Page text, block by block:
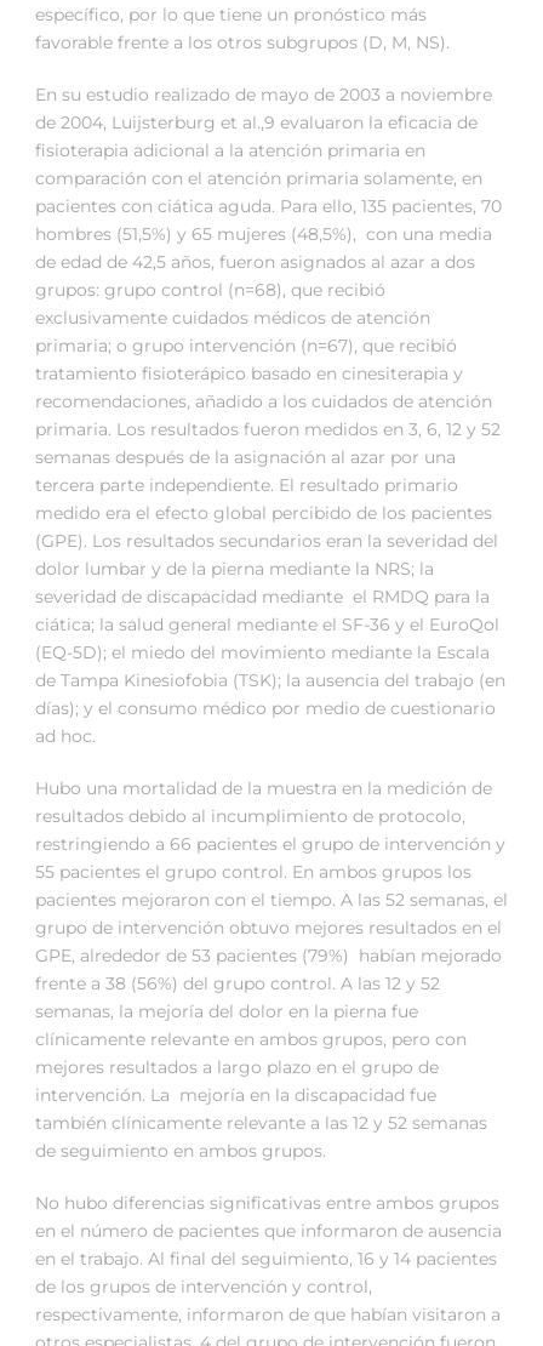
específico, por lo que tiene un pronóstico más
favorable frente a los otros subgrupos (D, M, NS).
En su estudio realizado de mayo de 2003 a noviembre
de 2004, Luijsterburg et al.,9 evaluaron la eficacia de
fisioterapia adicional a la atención primaria en
comparación con el atención primaria solamente, en
pacientes con ciática aguda. Para ello, 135 pacientes, 70
hombres (51,5%) y 65 mujeres (48,5%), con una media
de edad de 42,5 años, fueron asignados al azar a dos
grupos: grupo control (n=68), que recibió
exclusivamente cuidados médicos de atención
primaria; o grupo intervención (n=67), que recibió
tratamiento fisioterápico basado en cinesiterapia y
recomendaciones, añadido a los cuidados de atención
primaria. Los resultados fueron medidos en 3, 6, 12 y 52
semanas después de la asignación al azar por una
tercera parte independiente. El resultado primario
medido era el efecto global percibido de los pacientes
(GPE). Los resultados secundarios eran la severidad del
dolor lumbar y de la pierna mediante la NRS; la
severidad de discapacidad mediante el RMDQ para la
ciática; la salud general mediante el SF-36 y el EuroQol
(EQ-5D); el miedo del movimiento mediante la Escala
de Tampa Kinesiofobia (TSK); la ausencia del trabajo (en
días); y el consumo médico por medio de cuestionario
ad hoc.
Hubo una mortalidad de la muestra en la medición de
resultados debido al incumplimiento de protocolo,
restringiendo a 66 pacientes el grupo de intervención y
55 pacientes el grupo control. En ambos grupos los
pacientes mejoraron con el tiempo. A las 52 semanas, el
grupo de intervención obtuvo mejores resultados en el
GPE, alrededor de 53 pacientes (79%) habían mejorado
frente a 38 (56%) del grupo control. A las 12 y 52
semanas, la mejoría del dolor en la pierna fue
clínicamente relevante en ambos grupos, pero con
mejores resultados a largo plazo en el grupo de
intervención. La mejoría en la discapacidad fue
también clínicamente relevante a las 12 y 52 semanas
de seguimiento en ambos grupos.
No hubo diferencias significativas entre ambos grupos
en el número de pacientes que informaron de ausencia
en el trabajo. Al final del seguimiento, 16 y 14 pacientes
de los grupos de intervención y control,
respectivamente, informaron de que habían visitaron a